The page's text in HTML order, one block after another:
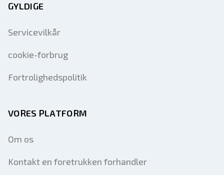
GYLDIGE
Servicevilkår
cookie-forbrug
Fortrolighedspolitik
VORES PLATFORM
Om os
Kontakt en foretrukken forhandler